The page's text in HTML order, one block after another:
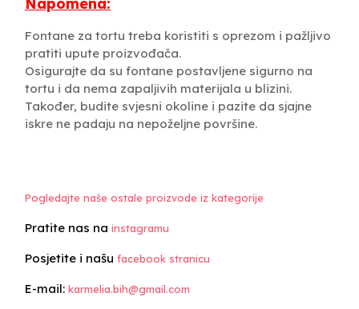
Fontane za tortu treba koristiti s oprezom i pažljivo
pratiti upute proizvođača.
Osigurajte da su fontane postavljene sigurno na
tortu i da nema zapaljivih materijala u blizini.
Također, budite svjesni okoline i pazite da sjajne
iskre ne padaju na nepoželjne površine.
Pogledajte naše ostale proizvode iz kategorije
Pratite nas na instagramu
Posjetite i našu facebook stranicu
E-mail: karmelia.bih@gmail.com